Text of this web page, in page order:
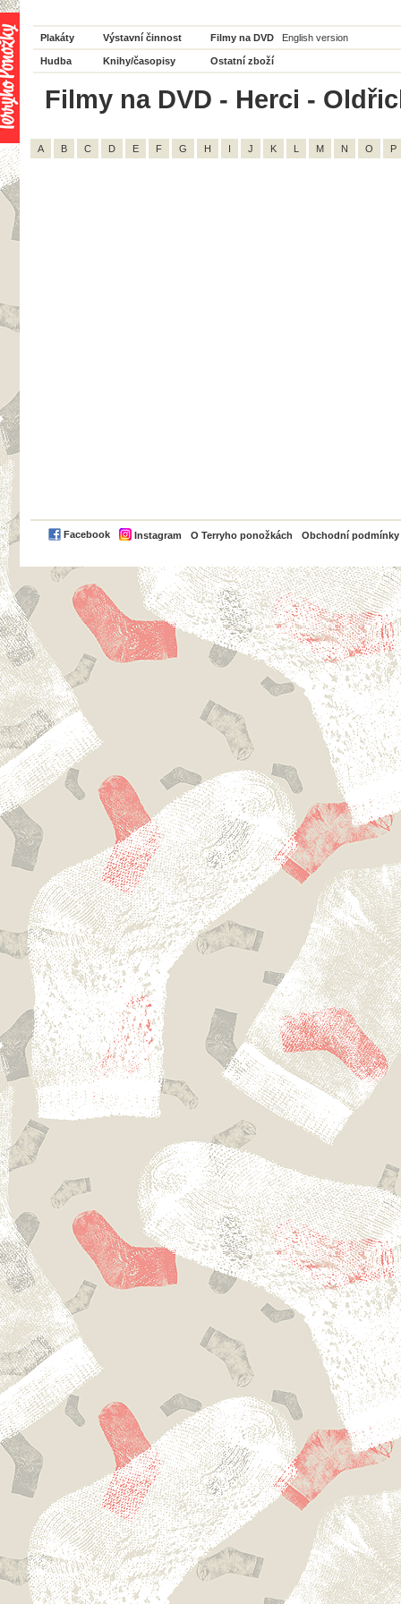
Plakáty Výstavní činnost Filmy na DVD English version
Hudba Knihy/časopisy Ostatní zboží
Filmy na DVD - Herci -
A B C D E F G H I J K L M N O P
Facebook Instagram O Terryho ponožkách Obchodní podmínky
PayPal